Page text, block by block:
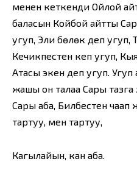
менен кеткенди Ойлой
баласын Койбой айтты
угуп, Эли бөлөк деп угуп,
Кечикпестен кеп угуп,
Атасы экен деп угуп.
жашы он талаа Сары
Сары аба, Билбестен
тартуу, мен тартуу,
Кагылайын, кан аба.